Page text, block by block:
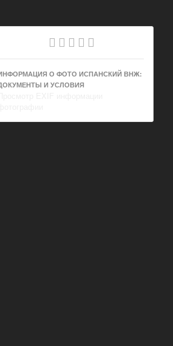
О ФОТО ИСПАНСКИЙ ВНЖ:
И УСЛОВИЯ